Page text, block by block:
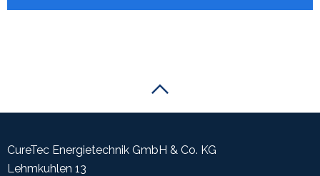
CureTec Energietechnik GmbH & Co. KG
Lehmkuhlen 13